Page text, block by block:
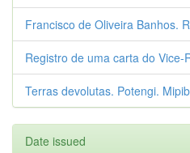
Francisco de Oliveira Banhos.
Registro de uma carta do Vice-
Terras devolutas. Potengi.
Date issued